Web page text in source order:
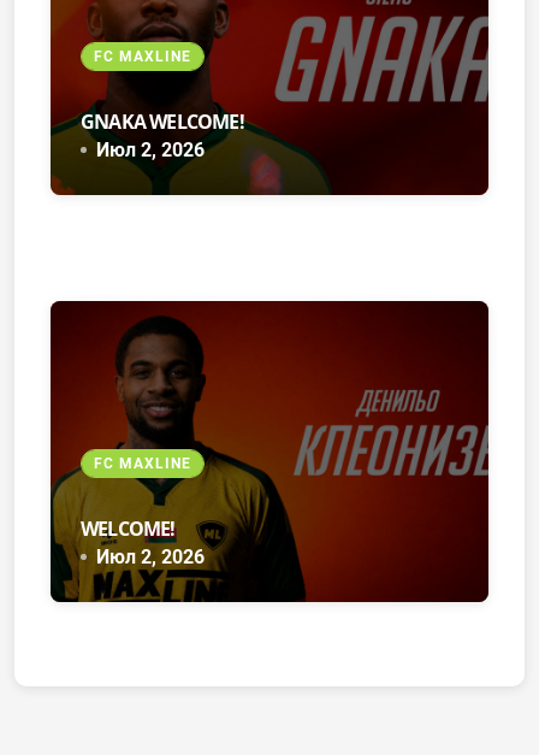
FC MAXLINE
GNAKA WELCOME!
Июл 2, 2026
FC MAXLINE
WELCOME!
Июл 2, 2026